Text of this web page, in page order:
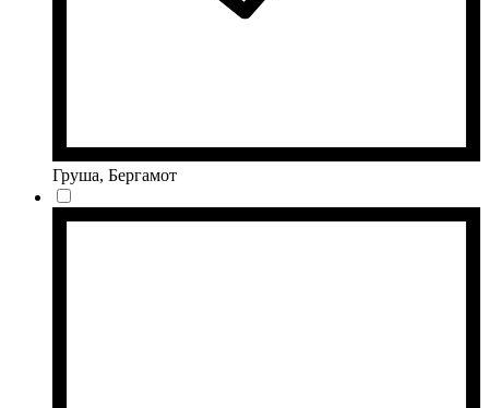
Груша, Бергамот